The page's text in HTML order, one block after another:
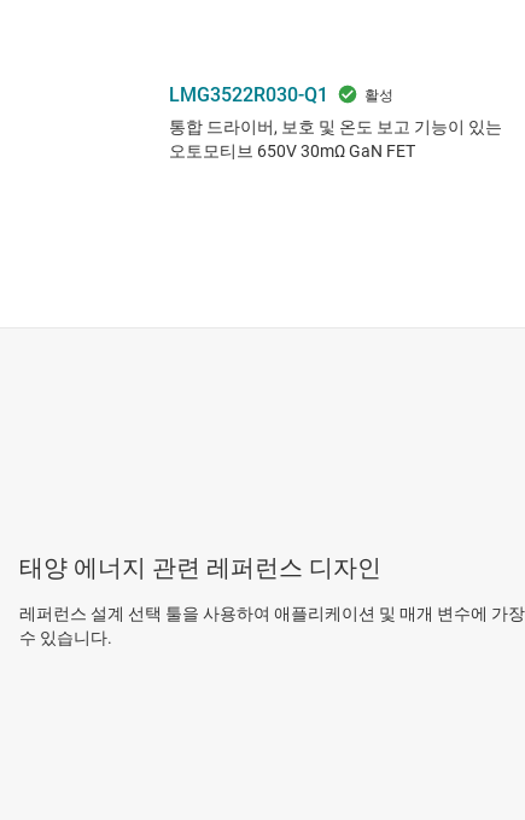
LMG3522R030-Q1
통합 드라이버, 보호 및 온도 보고 기능이 있는
오토모티브 650V 30mΩ GaN FET
태양 에너지 관련 레퍼런스 디자인
레퍼런스 설계 선택 툴을 사용하여 애플리케이션 및 매개 변수에 가
수 있습니다.